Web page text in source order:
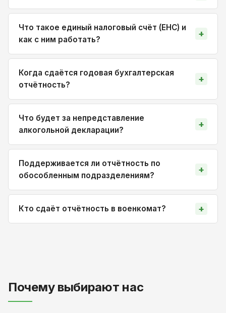
Что такое единый налоговый счёт (ЕНС) и
как с ним работать?
Когда сдаётся годовая бухгалтерская
отчётность?
Что будет за непредставление
алкогольной декларации?
Поддерживается ли отчётность по
обособленным подразделениям?
Кто сдаёт отчётность в военкомат?
Почему выбирают нас